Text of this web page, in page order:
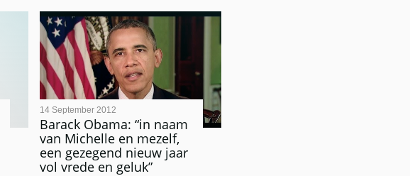
Barack Obama: “in naam
van Michelle en mezelf,
een gezegend nieuw jaar
vol vrede en geluk”
14 September 2012